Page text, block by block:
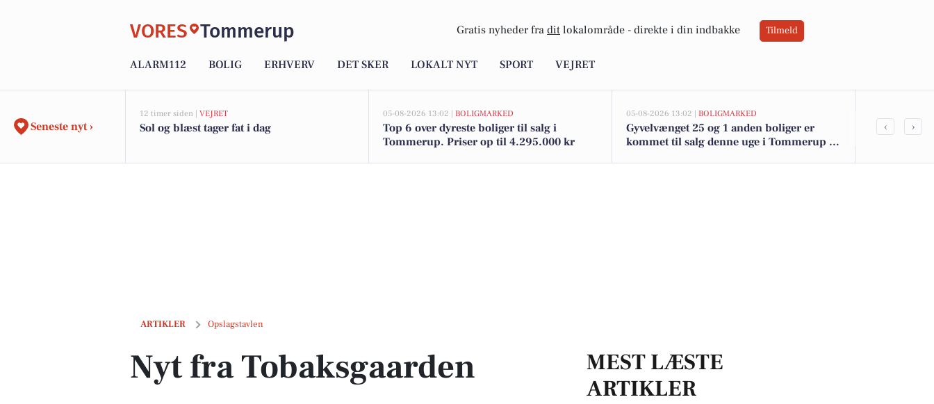
VORES Tommerup Gratis nyheder fra dit lokalområde - direkte i din indbakke Tilmeld
ALARM112 BOLIG ERHVERV DET SKER LOKALT NYT SPORT VEJRET
Seneste nyt ›
12 timer siden | VEJRET
Sol og blæst tager fat i dag
05-08-2026 13:02 | BOLIGMARKED
Top 6 over dyreste boliger til salg i
Tommerup. Priser op til 4.295.000 kr
05-08-2026 13:02 | BOLIGMARKED
Gyvelvænget 25 og 1 anden boliger er
kommet til salg denne uge i Tommerup -
Fra
‹ ›
ARTIKLER Opslagstavlen
Nyt fra Tobaksgaarden
Nyt fra Tobaksgaarden
MEST LÆSTE
ARTIKLER